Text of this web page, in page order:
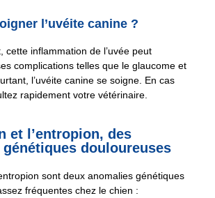
l’uvéite canine ?
cette inflammation de l’uvée peut
complications telles que le glaucome et
l’uvéite canine se soigne. En cas
rapidement votre vétérinaire.
et l’entropion, des
douloureuses
sont deux anomalies génétiques
fréquentes chez le chien :